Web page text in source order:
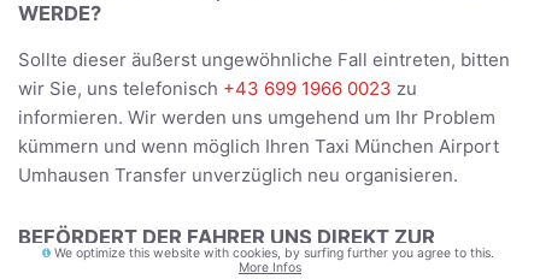
WERDE?
Sollte dieser äußerst ungewöhnliche Fall eintreten, bitten
wir Sie, uns telefonisch +43 699 1966 0023 zu
informieren. Wir werden uns umgehend um Ihr Problem
kümmern und wenn möglich Ihren Taxi München Airport
Umhausen Transfer unverzüglich neu organisieren.
BEFÖRDERT DER FAHRER UNS DIREKT ZUR
UNTERKUNFT?
We optimize this website with cookies, by surfing further you agree to this.
More Infos